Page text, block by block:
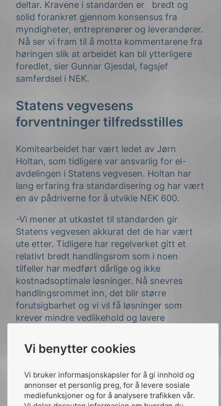
Vi benytter cookies
Vi bruker informasjonskapsler for å gi innhold og
annonser et personlig preg, for å levere sosiale
mediefunksjoner og for å analysere trafikken vår.
deltar. Kravene i standarden er bredt og
solid forankret gjennom konsensus fra
myndigheter, entreprenører og leverandører.
Nå ser vi fram til å motta kommentarene fra
høringen slik at arbeidet kan bli ytterligere
foredlet, sier Gunnar Gjesdal, fagsjef
samferdsel i NEK.
Statens vegvesens
forventninger tilfredsstilles
Komitearbeidet har vært ledet av Jørn
Holtan, som tidligere var ansvarlig for el-
avdelingen i Statens vegvesen. Holtan har
lang erfaring fra standardisering og har vært
en av pådriverne for å utvikle NEK 600.
-Vi mener at utkastet til standarden gir
Statens vegvesen akkurat det de har vært
ute etter. Tidligere har regelverket gitt et
relativt bredt handlingsrom som i noen
tilfeller har medført dårlige og ikke
kostnadsoptimale løsninger. Nå snevres
handlingsrommet inn, det blir større
forutsigbarhet og vi vil få løsninger som
krever mindre vedlikehold og lavere
av NK 300.
Frist for å kommentere høringsutkast er19.
juni 2020.